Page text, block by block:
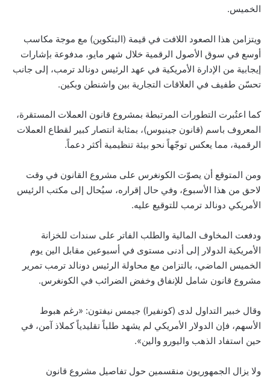
الخميس.
ويتزامن هذا الصعود اللافت في قيمة (البتكوين) مع موجة مكاسب
أوسع في سوق الأصول الرقمية خلال شهر مايو، مدفوعة بإشارات
إيجابية من الإدارة الأمريكية في عهد الرئيس دونالد ترمب، إلى جانب
تحسّن طفيف في العلاقات التجارية بين واشنطن وبكين.
كما اعتُبرت التطورات المرتبطة بمشروع قانون العملات المستقرة،
المعروف باسم (قانون جينيوس)، بمثابة انتصار كبير لقطاع العملات
الرقمية، مما يعكس توجّهاً نحو بيئة تنظيمية أكثر دعماً.
ومن المتوقع أن يصوّت الكونغرس على مشروع القانون في وقت
لاحق من هذا الأسبوع، وفي حال إقراره، سيُحال إلى مكتب الرئيس
الأمريكي دونالد ترمب للتوقيع عليه.
ودفعت المخاوف المالية والطلب الفاتر على سندات للخزانة
الأمريكية الدولار إلى أدنى مستوى في أسبوعين مقابل الين يوم
الخميس الماضي، بالتزامن مع محاولة الرئيس دونالد ترمب تمرير
مشروع قانون شامل للإنفاق وخفض الضرائب في الكونغرس.
وقال خبير التداول لدى (كونفيرا) جيمس نيفتون: «رغم هبوط
الأسهم، فإن الدولار الأمريكي لم يشهد طلباً تقليدياً كملاذ آمن، في
حين استفاد الذهب واليورو والين».
ولا يزال الجمهوريون منقسمين حول تفاصيل مشروع قانون